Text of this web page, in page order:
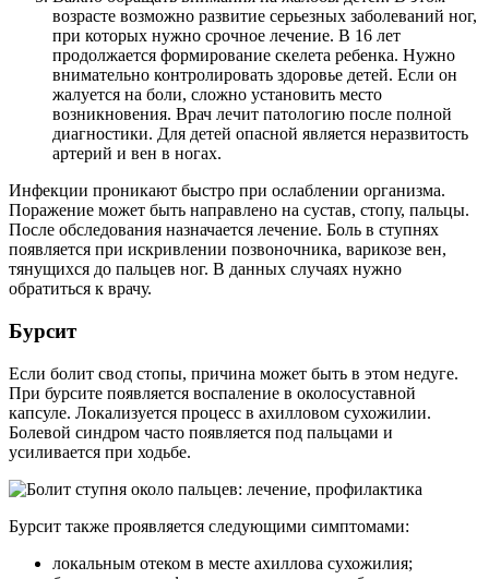
возрасте возможно развитие серьезных заболеваний ног,
при которых нужно срочное лечение. В 16 лет
продолжается формирование скелета ребенка. Нужно
внимательно контролировать здоровье детей. Если он
жалуется на боли, сложно установить место
возникновения. Врач лечит патологию после полной
диагностики. Для детей опасной является неразвитость
артерий и вен в ногах.
Инфекции проникают быстро при ослаблении организма.
Поражение может быть направлено на сустав, стопу, пальцы.
После обследования назначается лечение. Боль в ступнях
появляется при искривлении позвоночника, варикозе вен,
тянущихся до пальцев ног. В данных случаях нужно
обратиться к врачу.
Бурсит
Если болит свод стопы, причина может быть в этом недуге.
При бурсите появляется воспаление в околосуставной
капсуле. Локализуется процесс в ахилловом сухожилии.
Болевой синдром часто появляется под пальцами и
усиливается при ходьбе.
Бурсит также проявляется следующими симптомами:
локальным отеком в месте ахиллова сухожилия;